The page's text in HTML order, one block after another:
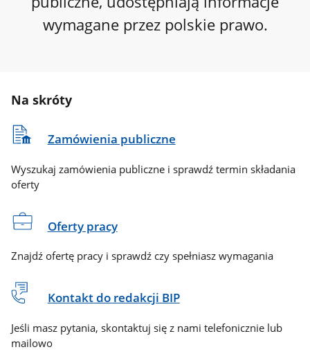
wymagane przez polskie prawo.
Na skróty
Zamówienia publiczne
Wyszukaj zamówienia publiczne i sprawdź termin składania
oferty
Oferty pracy
Znajdź ofertę pracy i sprawdź czy spełniasz wymagania
Kontakt do redakcji BIP
Jeśli masz pytania, skontaktuj się z nami telefonicznie lub
mailowo